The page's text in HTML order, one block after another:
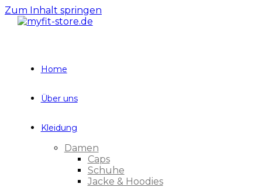
Zum Inhalt springen
Home
Über uns
Kleidung
Damen
Caps
Schuhe
Jacke & Hoodies